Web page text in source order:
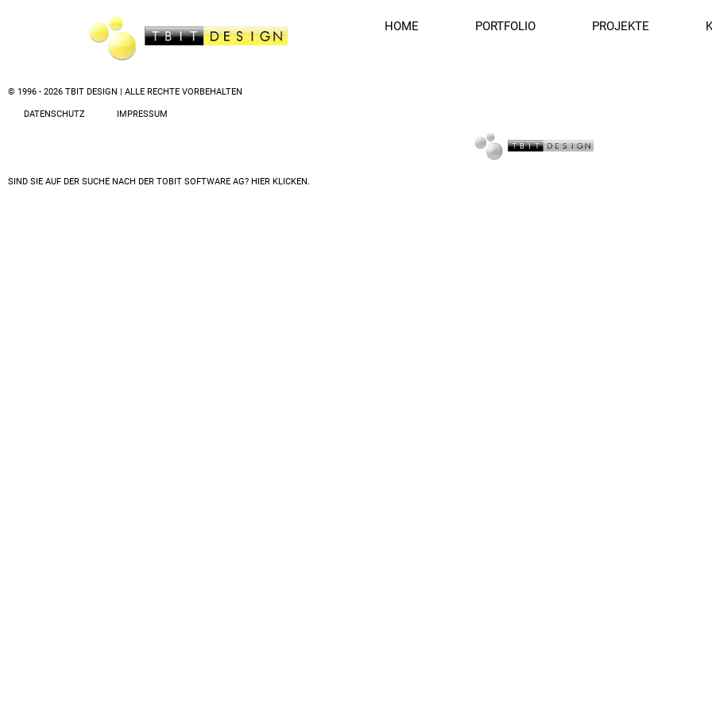
HOME PORTFOLIO PROJEKTE
© 1996 - 2026 TBIT DESIGN | ALLE RECHTE VORBEHALTEN
DATENSCHUTZ IMPRESSUM
SIND SIE AUF DER SUCHE NACH DER TOBIT SOFTWARE AG? HIER KLICKEN.